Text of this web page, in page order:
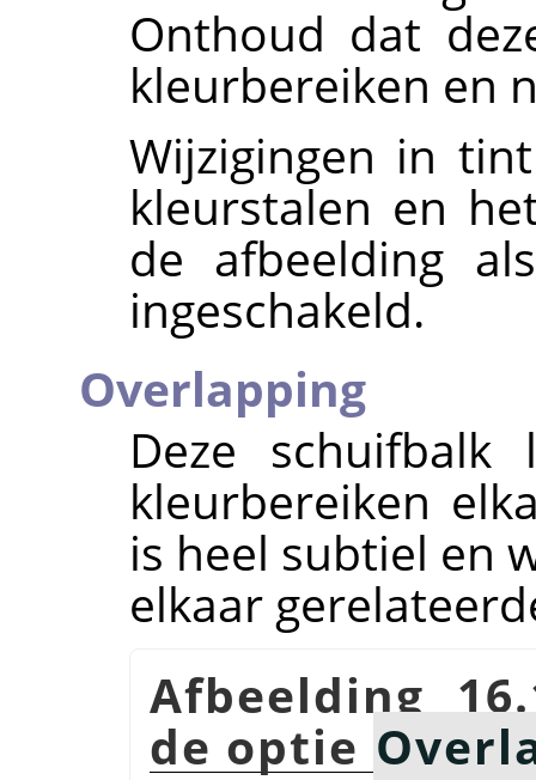
Onthoud dat
kleurbereiken en
Wijzigingen in
kleurstalen en
de afbeelding
ingeschakeld.
Overlapping
Deze
kleurbereiken
is heel subtiel en
elkaar
Afbeelding
de optie